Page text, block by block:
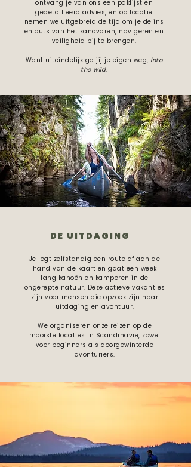
ontvang je van ons een paklijst en
gedetailleerd advies, en op locatie
nemen we uitgebreid de tijd om je de ins
en outs van het kanovaren, navigeren en
veiligheid bij te brengen.
Want uiteindelijk ga jij je eigen weg, into
the wild.
DE UITDAGING
Je legt zelfstandig een route af aan de
hand van de kaart en gaat een week
lang kanoën en kamperen in de
ongerepte natuur. Deze actieve vakanties
zijn voor mensen die opzoek zijn naar
uitdaging en avontuur.
We organiseren onze reizen op de
mooiste locaties in Scandinavië, zowel
voor beginners als doorgewinterde
avonturiers.